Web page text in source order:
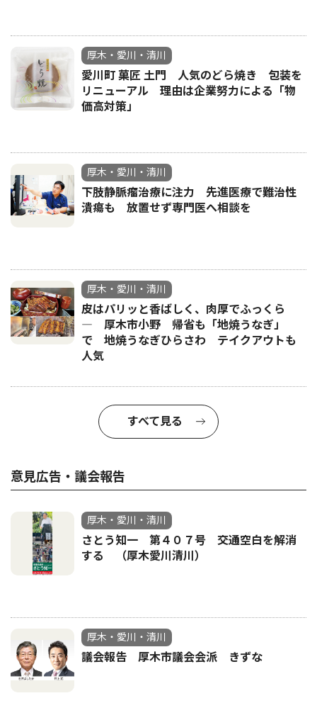
厚木・愛川・清川
愛川町 菓匠 土門 人気のどら焼き 包装を
リニューアル 理由は企業努力による「物
価高対策」
厚木・愛川・清川
下肢静脈瘤治療に注力 先進医療で難治性
潰瘍も 放置せず専門医へ相談を
厚木・愛川・清川
皮はパリッと香ばしく、肉厚でふっくら
― 厚木市小野 帰省も「地焼うなぎ」
で 地焼うなぎひらさわ テイクアウトも
人気
すべて見る
意見広告・議会報告
厚木・愛川・清川
さとう知一 第４０７号 交通空白を解消
する （厚木愛川清川）
厚木・愛川・清川
議会報告 厚木市議会会派 きずな